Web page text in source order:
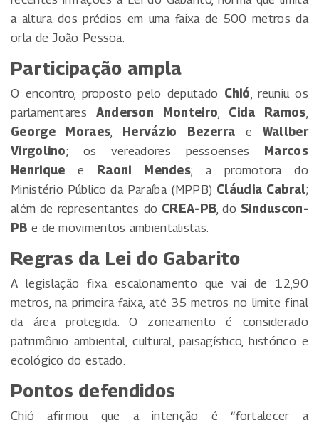
a altura dos prédios em uma faixa de 500 metros da
orla de João Pessoa.
Participação ampla
O encontro, proposto pelo deputado Chió, reuniu os
parlamentares Anderson Monteiro, Cida Ramos,
George Moraes, Hervázio Bezerra e Wallber
Virgolino; os vereadores pessoenses
Marcos
Henrique e Raoni Mendes; a promotora do
Ministério Público da Paraíba (MPPB) Cláudia Cabral;
além de representantes do CREA-PB, do Sinduscon-
PB e de movimentos ambientalistas.
Regras da Lei do Gabarito
A legislação fixa escalonamento que vai de 12,90
metros, na primeira faixa, até 35 metros no limite final
da área protegida. O zoneamento é considerado
patrimônio ambiental, cultural, paisagístico, histórico e
ecológico do estado.
Pontos defendidos
Chió afirmou que a intenção é “fortalecer a